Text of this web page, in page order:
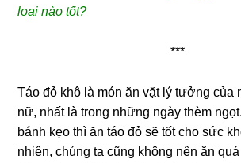
loại nào tốt?
***
Táo đỏ khô là món ăn vặt lý tưởng của
nữ, nhất là trong những ngày thèm
bánh kẹo thì ăn táo đỏ sẽ tốt cho sức
nhiên, chúng ta cũng không nên ăn